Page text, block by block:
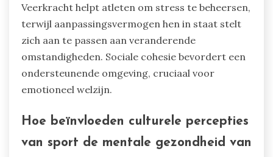
Veerkracht helpt atleten om stress te beheersen,
terwijl aanpassingsvermogen hen in staat stelt
zich aan te passen aan veranderende
omstandigheden. Sociale cohesie bevordert een
ondersteunende omgeving, cruciaal voor
emotioneel welzijn.
Hoe beïnvloeden culturele percepties
van sport de mentale gezondheid van